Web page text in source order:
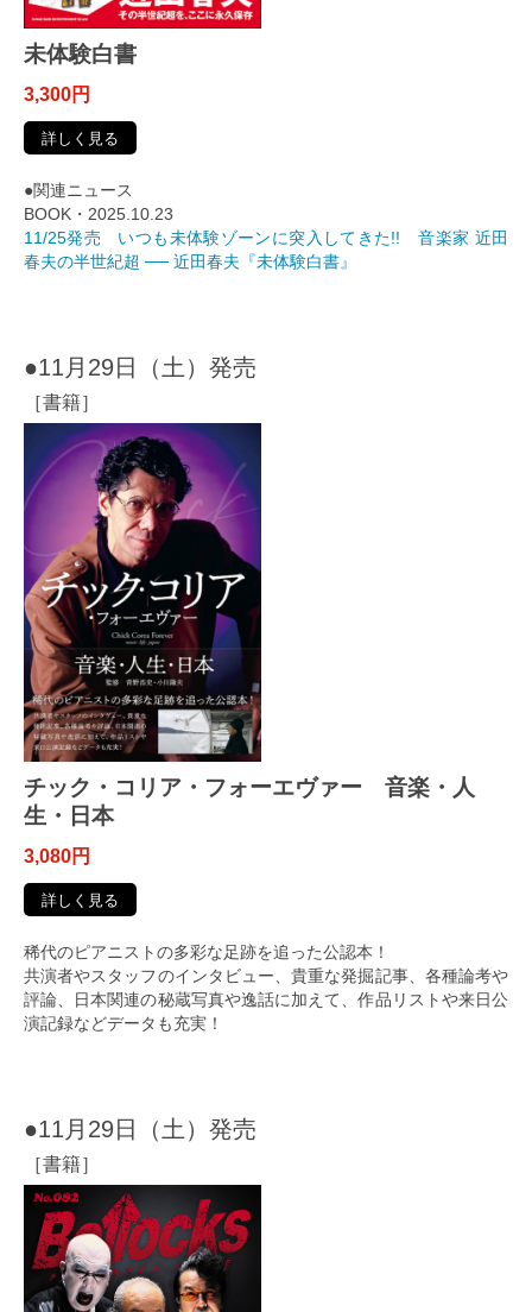
未体験白書
3,300円
詳しく見る
●関連ニュース
BOOK・2025.10.23
11/25発売 いつも未体験ゾーンに突入してきた!! 音楽家 近田
春夫の半世紀超 ── 近田春夫『未体験白書』
●11月29日（土）発売
［書籍］
チック・コリア・フォーエヴァー 音楽・人
生・日本
3,080円
詳しく見る
稀代のピアニストの多彩な足跡を追った公認本！
共演者やスタッフのインタビュー、貴重な発掘記事、各種論考や
評論、日本関連の秘蔵写真や逸話に加えて、作品リストや来日公
演記録などデータも充実！
●11月29日（土）発売
［書籍］